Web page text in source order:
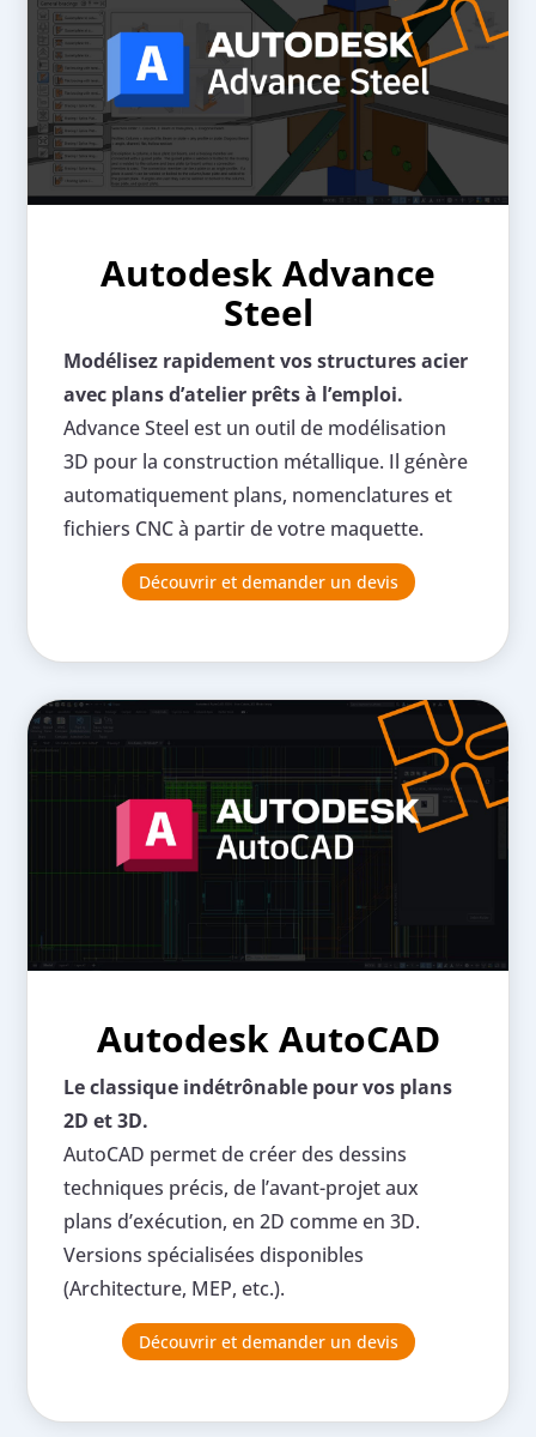
Autodesk Advance
Steel
Modélisez rapidement vos structures acier
avec plans d’atelier prêts à l’emploi.
Advance Steel est un outil de modélisation
3D pour la construction métallique. Il génère
automatiquement plans, nomenclatures et
fichiers CNC à partir de votre maquette.
Découvrir et demander un devis
Autodesk AutoCAD
Le classique indétrônable pour vos plans
2D et 3D.
AutoCAD permet de créer des dessins
techniques précis, de l’avant-projet aux
plans d’exécution, en 2D comme en 3D.
Versions spécialisées disponibles
(Architecture, MEP, etc.).
Découvrir et demander un devis